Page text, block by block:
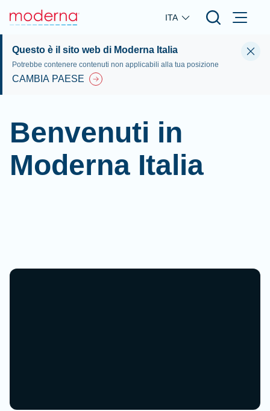
Skip to main content
ITA
Questo è il sito web di Moderna Italia
Potrebbe contenere contenuti non applicabili alla tua posizione
CAMBIA PAESE
Benvenuti in
Moderna Italia